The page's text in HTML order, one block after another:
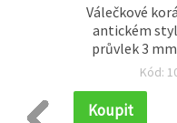
Válečkové
antickém
průvlek 3
(cca
Kód:
Koupit